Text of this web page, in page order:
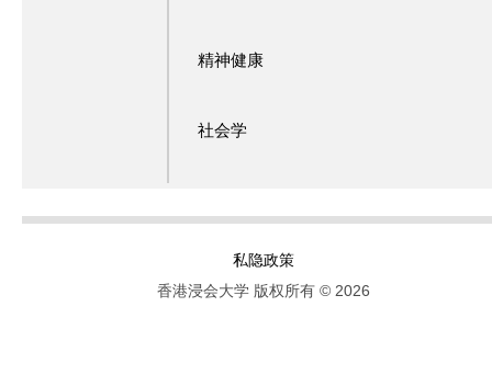
精神健康
社会学
私隐政策
香港浸会大学 版权所有 © 2026